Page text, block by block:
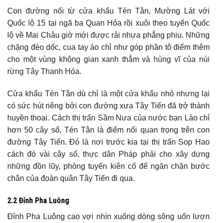
Con đường nối từ cửa khẩu Tén Tằn, Mường Lát với
Quốc lộ 15 tại ngã ba Quan Hóa rồi xuôi theo tuyến Quốc
lộ về Mai Châu giờ mới được rải nhựa phẳng phiu. Những
chặng đèo dốc, cua tay áo chỉ như góp phần tô điểm thêm
cho một vùng không gian xanh thẳm và hùng vĩ của núi
rừng Tây Thanh Hóa.
Cửa khẩu Tén Tằn dù chỉ là một cửa khẩu nhỏ nhưng lại
có sức hút riêng bởi con đường xưa Tây Tiến đã trở thành
huyền thoại. Cách thị trấn Sầm Nưa của nước bạn Lào chỉ
hơn 50 cây số, Tén Tằn là điểm nối quan trọng trên con
đường Tây Tiến. Đó là nơi trước kia tại thị trấn Sop Hao
cách đó vài cây số, thực dân Pháp phải cho xây dựng
những đồn lũy, phòng tuyến kiên cố để ngăn chặn bước
chân của đoàn quân Tây Tiến đi qua.
2.2 Đỉnh Pha Luông
Đỉnh Pha Luông cao vợi nhìn xuống dòng sông uốn lượn